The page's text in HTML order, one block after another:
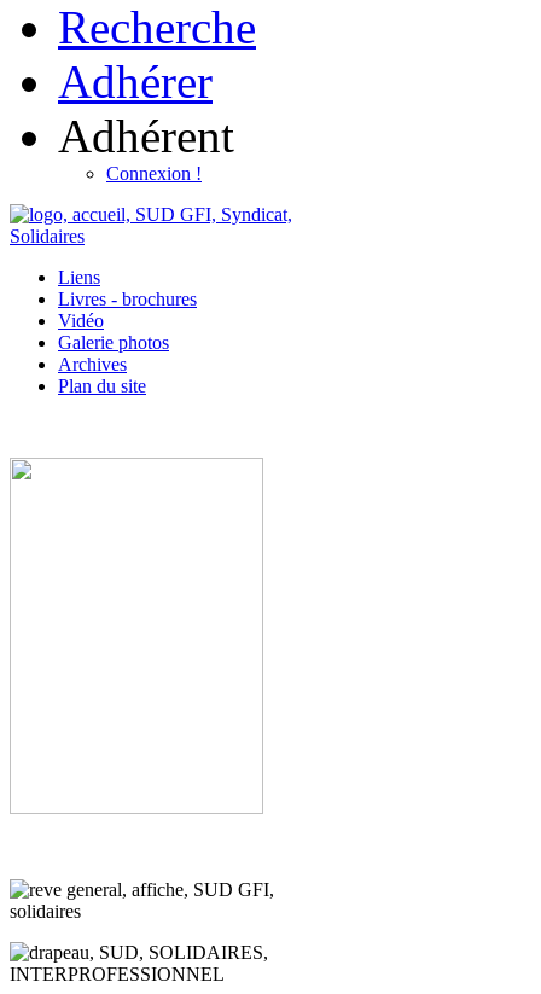
Recherche
Adhérer
Adhérent
Connexion !
Liens
Livres - brochures
Vidéo
Galerie photos
Archives
Plan du site